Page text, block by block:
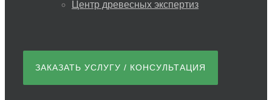
Центр древесных экспертиз
ЗАКАЗАТЬ УСЛУГУ / КОНСУЛЬТАЦИЯ